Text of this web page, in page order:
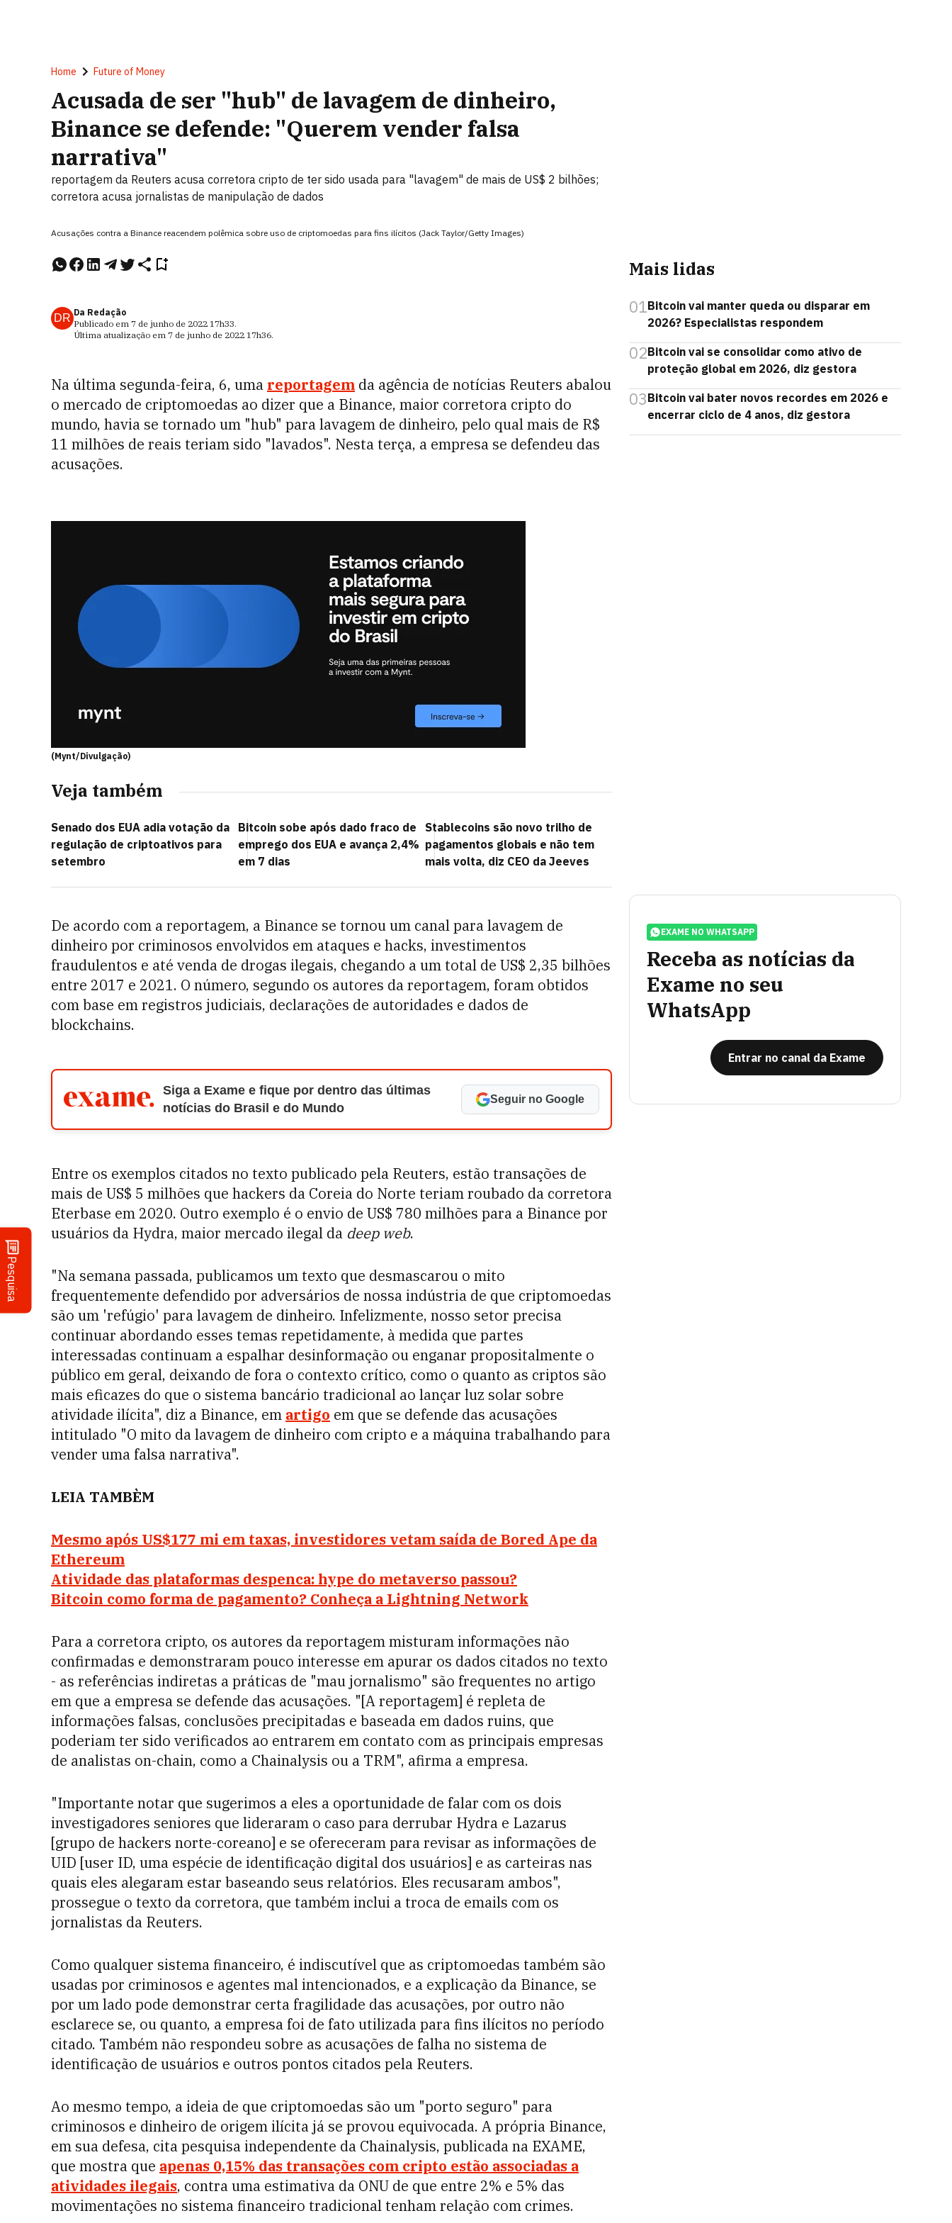
Pesquisa
Home Future of Money
Acusada de ser "hub" de lavagem de dinheiro,
Binance se defende: "Querem vender falsa
narrativa"
reportagem da Reuters acusa corretora cripto de ter sido usada para "lavagem" de mais de US$ 2 bilhões;
corretora acusa jornalistas de manipulação de dados
Acusações contra a Binance reacendem polêmica sobre uso de criptomoedas para fins ilícitos (Jack Taylor/Getty Images)
DR Da Redação
Publicado em 7 de junho de 2022 17h33.
Última atualização em 7 de junho de 2022 17h36.
Na última segunda-feira, 6, uma reportagem da agência de notícias Reuters abalou
o mercado de criptomoedas ao dizer que a Binance, maior corretora cripto do
mundo, havia se tornado um "hub" para lavagem de dinheiro, pelo qual mais de R$
11 milhões de reais teriam sido "lavados". Nesta terça, a empresa se defendeu das
acusações.
(Mynt/Divulgação)
Veja também
Senado dos EUA adia votação da
regulação de criptoativos para
setembro
Bitcoin sobe após dado fraco de
emprego dos EUA e avança 2,4%
em 7 dias
Stablecoins são novo trilho de
pagamentos globais e não tem
mais volta, diz CEO da Jeeves
De acordo com a reportagem, a Binance se tornou um canal para lavagem de
dinheiro por criminosos envolvidos em ataques e hacks, investimentos
fraudulentos e até venda de drogas ilegais, chegando a um total de US$ 2,35 bilhões
entre 2017 e 2021. O número, segundo os autores da reportagem, foram obtidos
com base em registros judiciais, declarações de autoridades e dados de
blockchains.
Siga a Exame e fique por dentro das últimas
notícias do Brasil e do Mundo
Seguir no Google
Entre os exemplos citados no texto publicado pela Reuters, estão transações de
mais de US$ 5 milhões que hackers da Coreia do Norte teriam roubado da corretora
Eterbase em 2020. Outro exemplo é o envio de US$ 780 milhões para a Binance por
usuários da Hydra, maior mercado ilegal da deep web.
"Na semana passada, publicamos um texto que desmascarou o mito
frequentemente defendido por adversários de nossa indústria de que criptomoedas
são um 'refúgio' para lavagem de dinheiro. Infelizmente, nosso setor precisa
continuar abordando esses temas repetidamente, à medida que partes
interessadas continuam a espalhar desinformação ou enganar propositalmente o
público em geral, deixando de fora o contexto crítico, como o quanto as criptos são
mais eficazes do que o sistema bancário tradicional ao lançar luz solar sobre
atividade ilícita", diz a Binance, em artigo em que se defende das acusações
intitulado "O mito da lavagem de dinheiro com cripto e a máquina trabalhando para
vender uma falsa narrativa".
LEIA TAMBÈM
Mesmo após US$177 mi em taxas, investidores vetam saída de Bored Ape da
Ethereum
Atividade das plataformas despenca: hype do metaverso passou?
Bitcoin como forma de pagamento? Conheça a Lightning Network
Para a corretora cripto, os autores da reportagem misturam informações não
confirmadas e demonstraram pouco interesse em apurar os dados citados no texto
- as referências indiretas a práticas de "mau jornalismo" são frequentes no artigo
em que a empresa se defende das acusações. "[A reportagem] é repleta de
informações falsas, conclusões precipitadas e baseada em dados ruins, que
poderiam ter sido verificados ao entrarem em contato com as principais empresas
de analistas on-chain, como a Chainalysis ou a TRM", afirma a empresa.
"Importante notar que sugerimos a eles a oportunidade de falar com os dois
investigadores seniores que lideraram o caso para derrubar Hydra e Lazarus
[grupo de hackers norte-coreano] e se ofereceram para revisar as informações de
UID [user ID, uma espécie de identificação digital dos usuários] e as carteiras nas
quais eles alegaram estar baseando seus relatórios. Eles recusaram ambos",
prossegue o texto da corretora, que também inclui a troca de emails com os
jornalistas da Reuters.
Como qualquer sistema financeiro, é indiscutível que as criptomoedas também são
usadas por criminosos e agentes mal intencionados, e a explicação da Binance, se
por um lado pode demonstrar certa fragilidade das acusações, por outro não
esclarece se, ou quanto, a empresa foi de fato utilizada para fins ilícitos no período
citado. Também não respondeu sobre as acusações de falha no sistema de
identificação de usuários e outros pontos citados pela Reuters.
Ao mesmo tempo, a ideia de que criptomoedas são um "porto seguro" para
criminosos e dinheiro de origem ilícita já se provou equivocada. A própria Binance,
em sua defesa, cita pesquisa independente da Chainalysis, publicada na EXAME,
que mostra que apenas 0,15% das transações com cripto estão associadas a
atividades ilegais, contra uma estimativa da ONU de que entre 2% e 5% das
movimentações no sistema financeiro tradicional tenham relação com crimes.
Mais lidas
01Bitcoin vai manter queda ou disparar em
2026? Especialistas respondem
02Bitcoin vai se consolidar como ativo de
proteção global em 2026, diz gestora
03Bitcoin vai bater novos recordes em 2026 e
encerrar ciclo de 4 anos, diz gestora
EXAME NO WHATSAPP
Receba as notícias da
Exame no seu
WhatsApp
Entrar no canal da Exame